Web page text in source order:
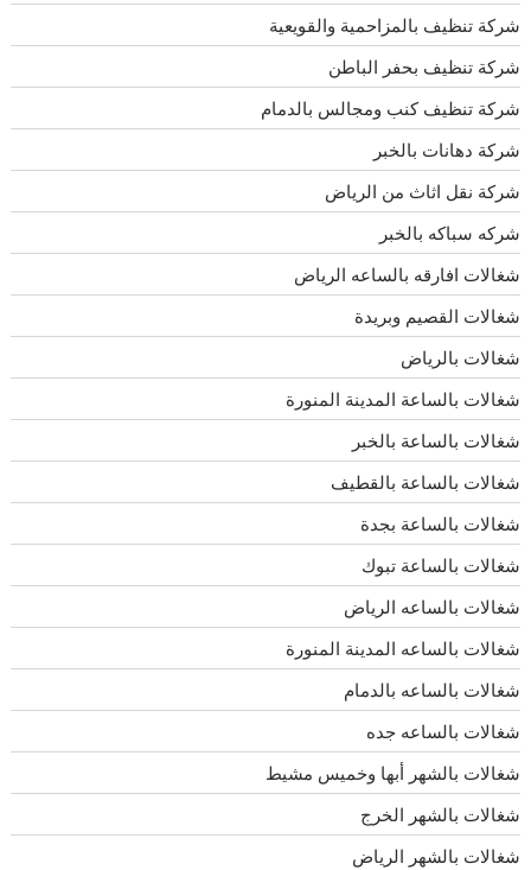
شركة تنظيف بالمزاحمية والقويعية
شركة تنظيف بحفر الباطن
شركة تنظيف كنب ومجالس بالدمام
شركة دهانات بالخبر
شركة نقل اثاث من الرياض
شركه سباكه بالخبر
شغالات افارقه بالساعه الرياض
شغالات القصيم وبريدة
شغالات بالرياض
شغالات بالساعة المدينة المنورة
شغالات بالساعة بالخبر
شغالات بالساعة بالقطيف
شغالات بالساعة بجدة
شغالات بالساعة تبوك
شغالات بالساعه الرياض
شغالات بالساعه المدينة المنورة
شغالات بالساعه بالدمام
شغالات بالساعه جده
شغالات بالشهر أبها وخميس مشيط
شغالات بالشهر الخرج
شغالات بالشهر الرياض